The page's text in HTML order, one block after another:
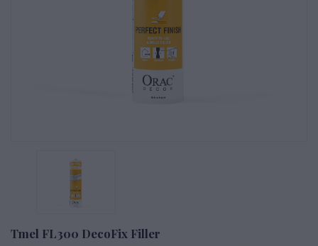
Tmel FL300 DecoFix Filler